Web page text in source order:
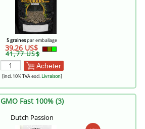
5 grainespar emballage
39,26 US$
41,77 US$
Acheter
[incl. 10% TVA excl.Livraison]
GMO Fast 100% (3)
Dutch Passion